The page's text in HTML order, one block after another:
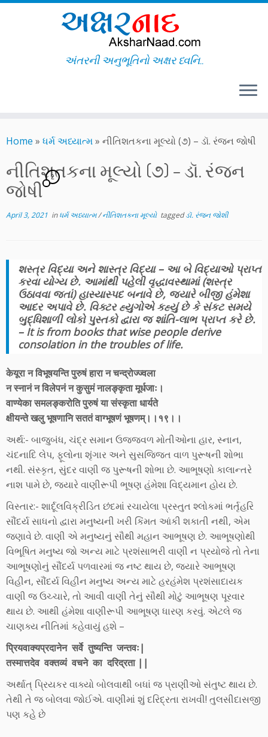
to
અંતરની અનુભૂતિનો અક્ષર ધ્વનિ..
Home » ધર્મ અધ્યાત્મ» નીતિશતકના મૂલ્યો (૭) – ડૉ. રંજન જોષી
નીતિશતકના મૂલ્યો (૭) – ડૉ. રંજન
જોષી
2
April 3, 2021 inધર્મ અધ્યાત્મ/નીતિશતકના મૂલ્યો taggedડૉ. રંજન જોશી
શસ્ત્ર વિદ્યા અને શાસ્ત્ર વિદ્યા – આ બે વિદ્યાઓ પ્રાપ્ત
કરવા યોગ્ય છે. આમાંથી પહેલી વૃદ્ધાવસ્થામાં (શસ્ત્ર
ઉઠાવવા જતાં) હાસ્યાસ્પદ બનાવે છે, જ્યારે બીજી હંમેશા
આદર અપાવે છે. વિક્ટર હ્યુગોએ કહ્યું છે કે સંકટ સમયે
બુદ્ધિશાળી લોકો પુસ્તકો દ્વારા જ શાંતિ-લાભ પ્રાપ્ત કરે છે.
– It is from books that wise people derive
consolation in the troubles of life.
केयूरा न विभूषयन्ति पुरुषं हारा न चन्द्रोज्ज्वला
न स्नानं न विलेपनं न कुसुमं नालङ्कृता मूर्धजाः।
वाण्येका समलङ्करोति पुरुषं या संस्कृता धार्यते
क्षीयन्ते खलु भूषणानि सततं वाग्भूषणं भूषणम्।।१९।।
અર્થ:- બાજુબંધ, ચંદ્ર સમાન ઉજ્જવળ મોતીઓના હાર, સ્નાન,
ચંદનાદિ લેપ, ફૂલોના શૃંગાર અને સુસજ્જિત વાળ પુરૂષની શોભા
નથી. સંસ્કૃત, સુંદર વાણી જ પુરૂષની શોભા છે. આભૂષણો કાલાન્તરે
નાશ પામે છે, જ્યારે વાણીરૂપી ભૂષણ હંમેશા વિદ્યમાન હોય છે.
વિસ્તાર:- શાર્દૂલવિક્રીડિત છંદમાં રચાયેલા પ્રસ્તુત શ્લોકમાં ભર્તૃહરિ
સૌંદર્ય સાધનો દ્વારા મનુષ્યની ખરી કિંમત આંકી શકાતી નથી, એમ
જણાવે છે. વાણી એ મનુષ્યનું સૌથી મહાન આભૂષણ છે. આભૂષણોથી
વિભૂષિત મનુષ્ય જો અન્ય માટે પ્રશંસાભરી વાણી ન પ્રયોજે તો તેના
આભૂષણોનું સૌંદર્ય પળવારમાં જ નષ્ટ થાય છે, જ્યારે આભૂષણ
વિહીન, સૌંદર્ય વિહીન મનુષ્ય અન્ય માટે હરહંમેશ પ્રશંસાદાયક
વાણી જ ઉચ્ચારે, તો આવી વાણી તેનું સૌથી મોટું આભૂષણ પૂરવાર
થાય છે. આથી હંમેશા વાણીરૂપી આભૂષણ ધારણ કરવું. એટલે જ
ચાણક્ય નીતિમાં કહેવાયું હશે –
प्रियवाक्यप्रदानेन सर्वे तुष्यन्ति जन्तवः|
तस्मात्तदेव वक्तव्यं वचने का दरिद्रता ||
અર્થાત્ પ્રિયકર વાક્યો બોલવાથી બધાં જ પ્રાણીઓ સંતુષ્ટ થાય છે.
તેથી તે જ બોલવા જોઈએ. વાણીમાં શું દરિદ્રતા રાખવી! તુલસીદાસજી
પણ કહે છે